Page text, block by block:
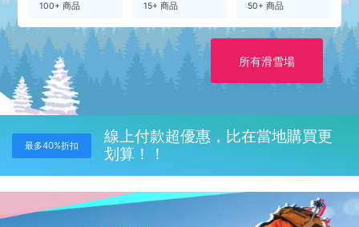
100+ 商品 15+ 商品 50+ 商品
所有滑雪場
最多40%折扣
線上付款超優惠，比在當地購買更
划算！！